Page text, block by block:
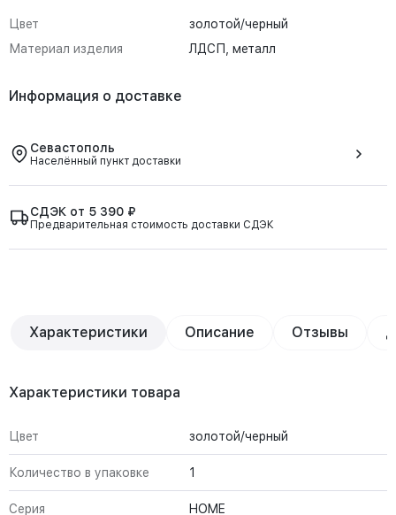
Цвет
золотой/черный
Материал изделия
ЛДСП, металл
Информация о доставке
Севастополь
Населённый пункт доставки
СДЭК от 5 390 ₽
Предварительная стоимость доставки СДЭК
Характеристики Описание Отзывы
Характеристики товара
Цвет золотой/черный
Количество в упаковке 1
Серия HOME